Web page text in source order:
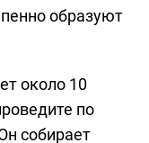
образуют
около 10
по
собирает